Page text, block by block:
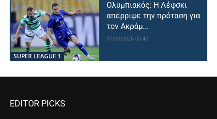
SUPER LEAGUE 1
Ολυμπιακός: Η Λέφσκι
απέρριψε την πρόταση για
τον Ακράμ...
07/08/2026 00:40
EDITOR PICKS